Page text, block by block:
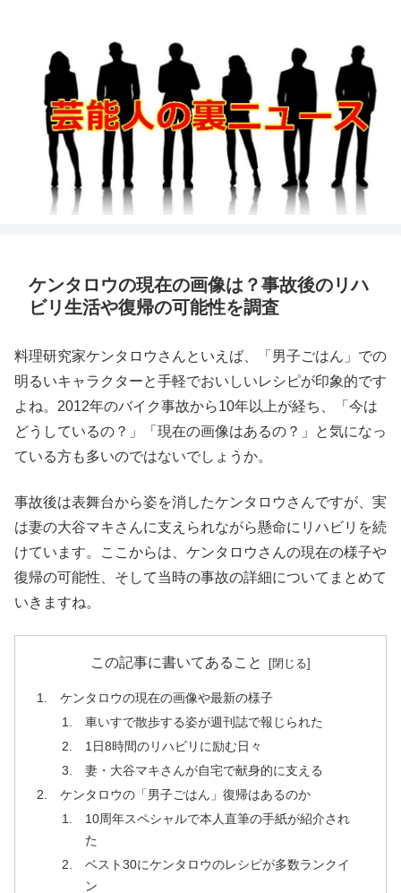
ケンタロウの現在の画像は？事故後のリハ
ビリ生活や復帰の可能性を調査
料理研究家ケンタロウさんといえば、「男子ごはん」での
明るいキャラクターと手軽でおいしいレシピが印象的です
よね。2012年のバイク事故から10年以上が経ち、「今は
どうしているの？」「現在の画像はあるの？」と気になっ
ている方も多いのではないでしょうか。
事故後は表舞台から姿を消したケンタロウさんですが、実
は妻の大谷マキさんに支えられながら懸命にリハビリを続
けています。ここからは、ケンタロウさんの現在の様子や
復帰の可能性、そして当時の事故の詳細についてまとめて
いきますね。
この記事に書いてあること
ケンタロウの現在の画像や最新の様子
車いすで散歩する姿が週刊誌で報じられた
1日8時間のリハビリに励む日々
妻・大谷マキさんが自宅で献身的に支える
ケンタロウの「男子ごはん」復帰はあるのか
10周年スペシャルで本人直筆の手紙が紹介され
た
ベスト30にケンタロウのレシピが多数ランクイ
ン